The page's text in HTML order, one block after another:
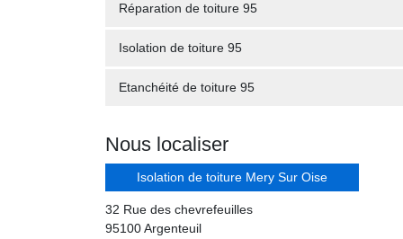
Réparation de toiture 95
Isolation de toiture 95
Etanchéité de toiture 95
Nous localiser
Isolation de toiture Mery Sur Oise
32 Rue des chevrefeuilles
95100 Argenteuil